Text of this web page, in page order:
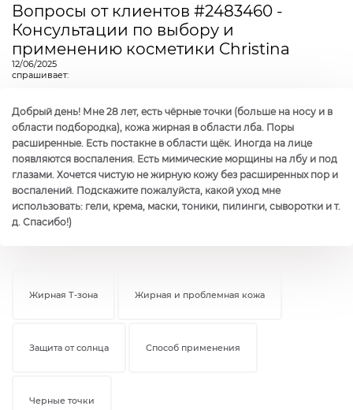
Вопросы от клиентов #2483460 -
Консультации по выбору и
применению косметики Christina
12/06/2025
спрашивает:
Добрый день! Мне 28 лет, есть чёрные точки (больше на носу и в
области подбородка), кожа жирная в области лба. Поры
расширенные. Есть постакне в области щёк. Иногда на лице
появляются воспаления. Есть мимические морщины на лбу и под
глазами. Хочется чистую не жирную кожу без расширенных пор и
воспалений. Подскажите пожалуйста, какой уход мне
использовать: гели, крема, маски, тоники, пилинги, сыворотки и т.
д. Спасибо!)
Жирная Т-зона Жирная и проблемная кожа
Защита от солнца Способ применения
Черные точки